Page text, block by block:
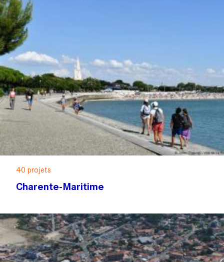
40 projets
Charente-Maritime